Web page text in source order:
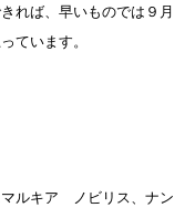
れば、早いものでは９月
ています。
ルキア ノビリス、ナン